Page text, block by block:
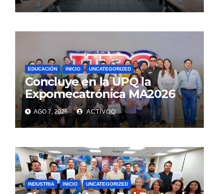
EDUCACIÓN INICIO UNCATEGORIZED
Concluye en la UPQ la
Expomecatrónica MA2026
AGO 7, 2026 ACTIVOQ
INDUSTRIA INICIO UNCATEGORIZED